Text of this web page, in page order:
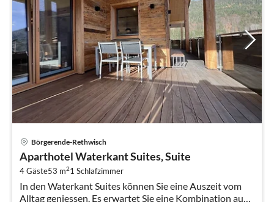
Börgerende-Rethwisch
Aparthotel Waterkant Suites, Suite
4 Gäste53 m21 Schlafzimmer
In den Waterkant Suites können Sie eine Auszeit vom
Alltag geniessen. Es erwartet Sie eine Kombination aus